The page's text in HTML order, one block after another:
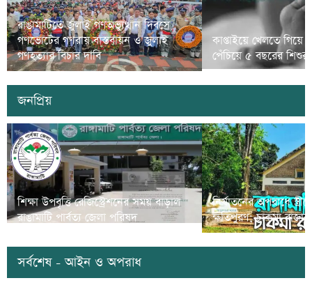
রাঙামাটিতে জুলাই গণঅভ্যুত্থান দিবসে
গণভোটের গণরায় বাস্তবায়ন ও জুলাই
গণহত্যার বিচার দাবি
কাপ্তাইয়ে খেলতে গিয়ে
পেঁচিয়ে ৫ বছরের শিশুর
জনপ্রিয়
শিক্ষা উপবৃত্তি রেজিস্ট্রেশনের সময় বাড়াল
রাঙামাটি পার্বত্য জেলা পরিষদ
নির্যাতনের অপরাধে
ক্ষতিপুরণ; চাকমা
সর্বশেষ - আইন ও অপরাধ